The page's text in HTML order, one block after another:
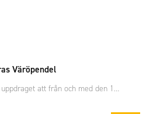
Väröpendel
att från och med den 1…